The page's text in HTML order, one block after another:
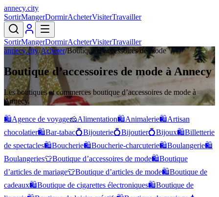
annecy.city
SortirMangerDormirAcheterVisiterTravailler
SortirMangerDormirAcheterVisiterTravailler
annecy.city/Acheter/Boutique d’accessoires de mode
Boutique d’accessoires de mode à Annecy
Les boutiques et commerces boutique d’accessoires de mode à
Annecy.
🛍️Agence de voyage🧀Alimentation🛍️Animalerie🛍️Artisan
chocolatier🛍️Bar-tabac💍Bijouterie💍Bijoutier💍Bijoux🛍️Billetterie
de spectacles🛍️Boucherie🛍️Boucherie-charcuterie🛍️Boulangerie🛍️
Boulangeries👕Boutique d’accessoires de mode🛍️Boutique
d’articles de mariage👕Boutique d’articles de mode🛍️Boutique de
cadeaux🛍️Boutique de cigarettes électroniques🛍️Boutique de